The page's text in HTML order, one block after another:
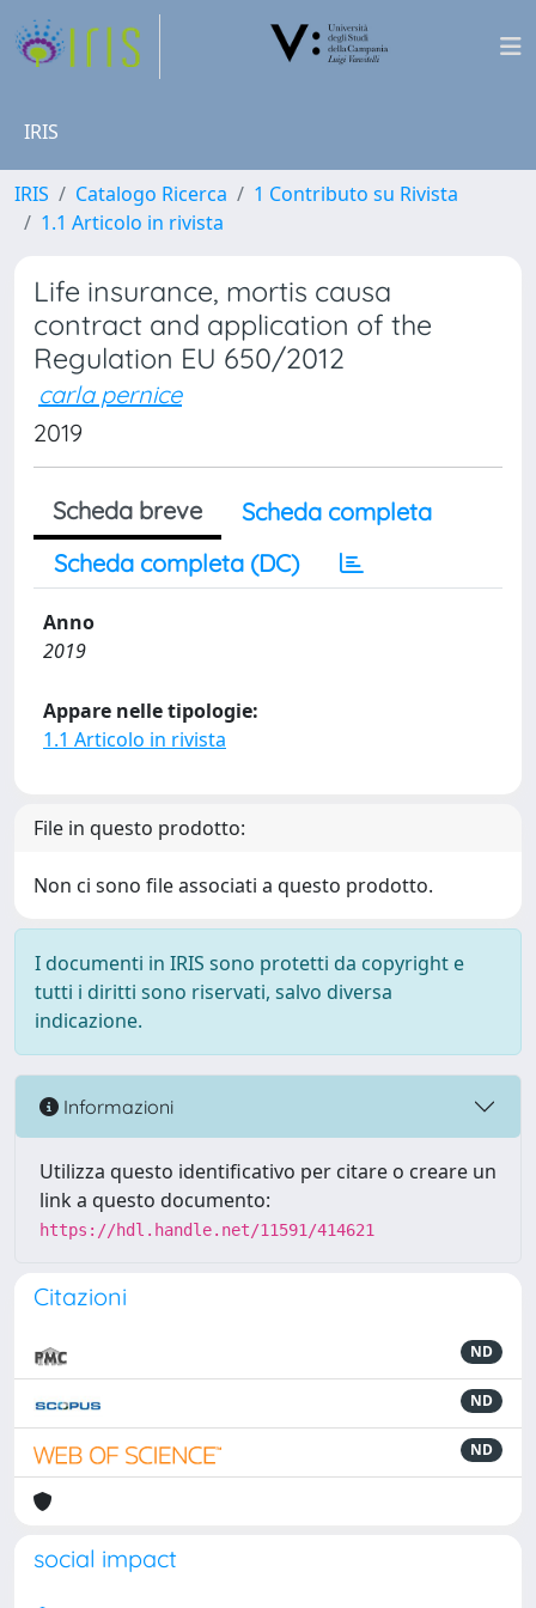
IRIS
IRIS Catalogo Ricerca
1 Contributo su Rivista
1.1 Articolo in rivista
Life insurance, mortis causa
contract and application of the
Regulation EU 650/2012
carla pernice
2019
Scheda breve
Scheda completa
Scheda completa (DC)
Anno
2019
Appare nelle tipologie:
1.1 Articolo in rivista
File in questo prodotto:
Non ci sono file associati a questo prodotto.
I documenti in IRIS sono protetti da copyright e
tutti i diritti sono riservati, salvo diversa
indicazione.
Informazioni
Utilizza questo identificativo per citare o creare un
link a questo documento:
https://hdl.handle.net/11591/414621
Citazioni
ND
ND
ND
social impact